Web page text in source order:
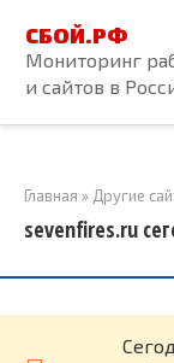
контенту
СБОЙ.РФ
Мониторинг
и сайтов в
Главная » Другие
sevenfires.ru